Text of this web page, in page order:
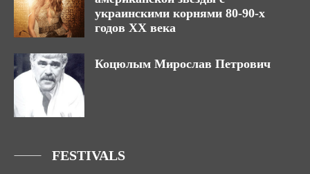
украинскими корнями 80-90-х
годов ХХ века
Коцюлым Мирослав Петрович
FESTIVALS